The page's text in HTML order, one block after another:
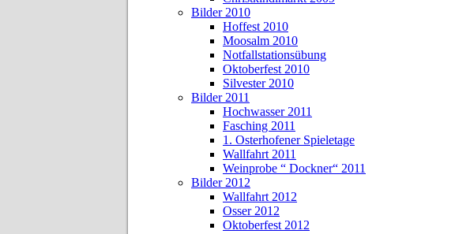
Bilder 2010
Hoffest 2010
Moosalm 2010
Notfallstationsübung
Oktoberfest 2010
Silvester 2010
Bilder 2011
Hochwasser 2011
Fasching 2011
1. Osterhofener Spieletage
Wallfahrt 2011
Weinprobe “ Dockner“ 2011
Bilder 2012
Wallfahrt 2012
Osser 2012
Oktoberfest 2012